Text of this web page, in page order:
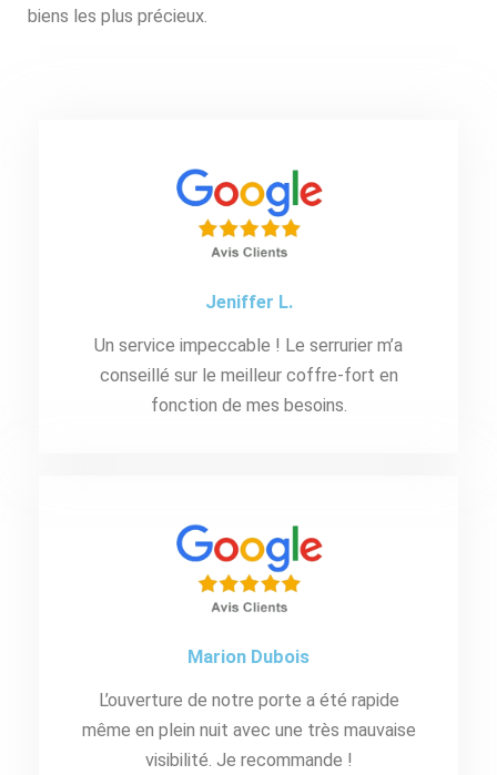
biens les plus précieux.
Jeniffer L.
Un service impeccable ! Le serrurier m’a
conseillé sur le meilleur coffre-fort en
fonction de mes besoins.
Marion Dubois
L’ouverture de notre porte a été rapide
même en plein nuit avec une très mauvaise
visibilité. Je recommande !